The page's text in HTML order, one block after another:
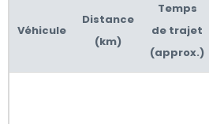
Véhicule
Distance
(km)
Temps
de trajet
(approx.)